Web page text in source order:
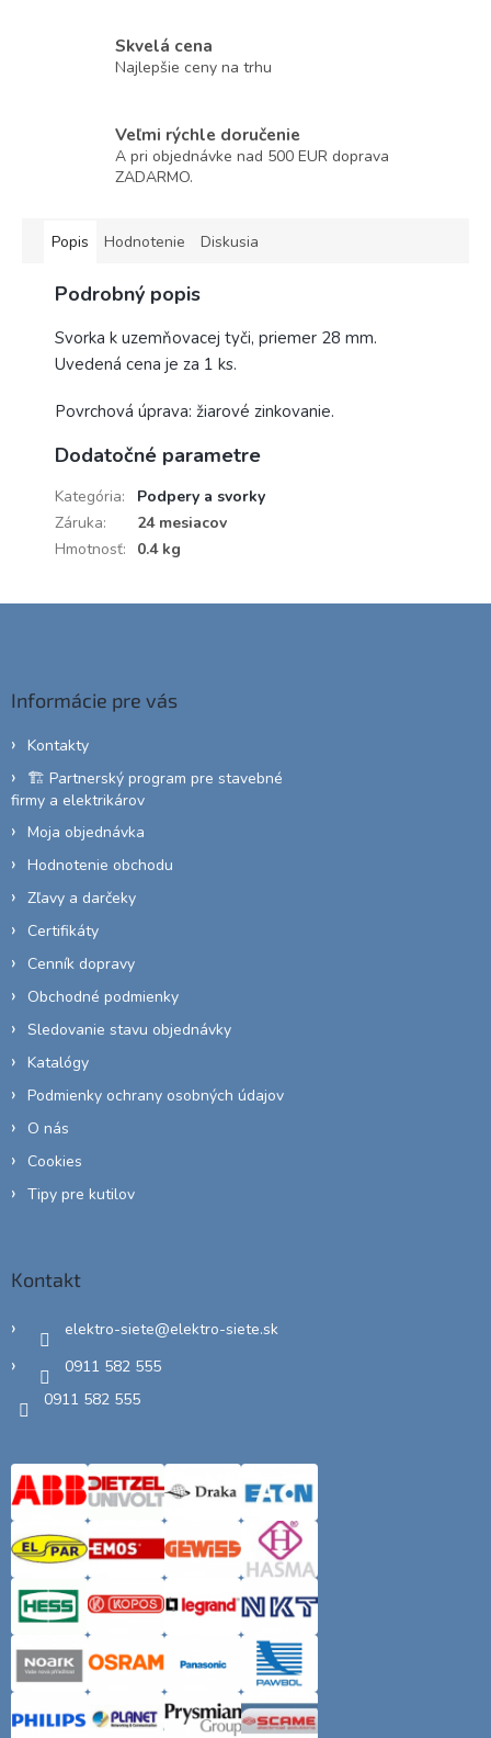
Skvelá cena
Najlepšie ceny na trhu
Veľmi rýchle doručenie
A pri objednávke nad 500 EUR doprava
ZADARMO.
Popis Hodnotenie Diskusia
Podrobný popis
Svorka k uzemňovacej tyči, priemer 28 mm.
Uvedená cena je za 1 ks.
Povrchová úprava: žiarové zinkovanie.
Dodatočné parametre
Kategória:
Podpery a svorky
Záruka:
24 mesiacov
Hmotnosť: 0.4 kg
Informácie pre vás
Kontakty
🏗️ Partnerský program pre stavebné
firmy a elektrikárov
Moja objednávka
Hodnotenie obchodu
Zľavy a darčeky
Certifikáty
Cenník dopravy
Obchodné podmienky
Sledovanie stavu objednávky
Katalógy
Podmienky ochrany osobných údajov
O nás
Cookies
Tipy pre kutilov
Kontakt
elektro-siete@elektro-siete.sk
0911 582 555
0911 582 555